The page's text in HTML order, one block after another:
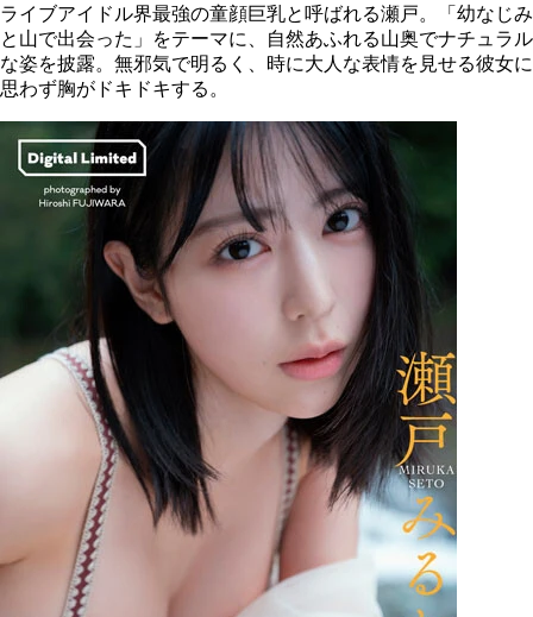
ライブアイドル界最強の童顔巨乳と呼ばれる瀬戸。「幼なじみ
と山で出会った」をテーマに、自然あふれる山奥でナチュラル
な姿を披露。無邪気で明るく、時に大人な表情を見せる彼女に
思わず胸がドキドキする。